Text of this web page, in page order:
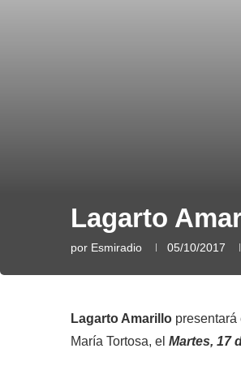
Lagarto
por Esmiradio 05/10/2017
Lagarto Amarillo presentará
María Tortosa, el Martes, 17